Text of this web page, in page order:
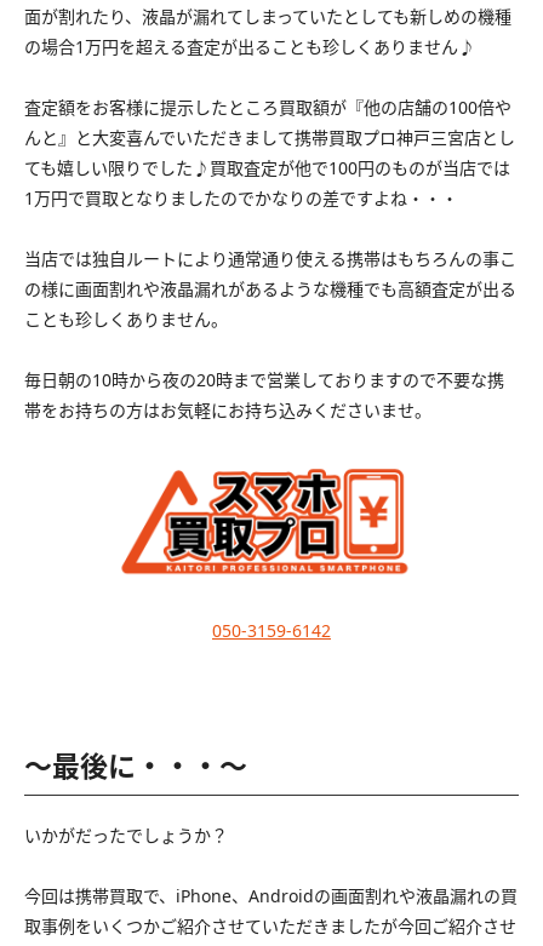
面が割れたり、液晶が漏れてしまっていたとしても新しめの機種
の場合1万円を超える査定が出ることも珍しくありません♪
査定額をお客様に提示したところ買取額が『他の店舗の100倍や
んと』と大変喜んでいただきまして携帯買取プロ神戸三宮店とし
ても嬉しい限りでした♪買取査定が他で100円のものが当店では
1万円で買取となりましたのでかなりの差ですよね・・・
当店では独自ルートにより通常通り使える携帯はもちろんの事こ
の様に画面割れや液晶漏れがあるような機種でも高額査定が出る
ことも珍しくありません。
毎日朝の10時から夜の20時まで営業しておりますので不要な携
帯をお持ちの方はお気軽にお持ち込みくださいませ。
050-3159-6142
〜最後に・・・〜
いかがだったでしょうか？
今回は携帯買取で、iPhone、Androidの画面割れや液晶漏れの買
取事例をいくつかご紹介させていただきましたが今回ご紹介させ